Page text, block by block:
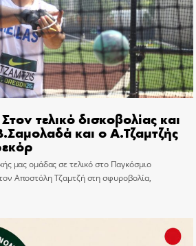
τελικό δισκοβολίας και
και ο Α.Τζαμτζής
μας ομάδας σε τελικό στο Παγκόσμιο
Αποστόλη Τζαμτζή στη σφυροβολία,